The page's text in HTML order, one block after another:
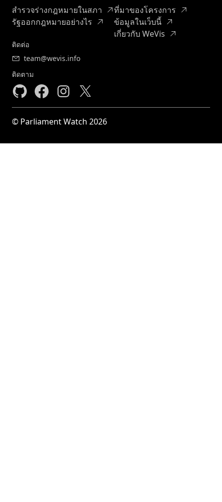
สำรวจร่างกฎหมายในสภา
รัฐออกกฎหมายอย่างไร
ที่มาของโครงการ
ข้อมูลในเว็บนี้
เกี่ยวกับ WeVis
ติดต่อ
team@wevis.info
ติดตาม
© Parliament Watch 2026